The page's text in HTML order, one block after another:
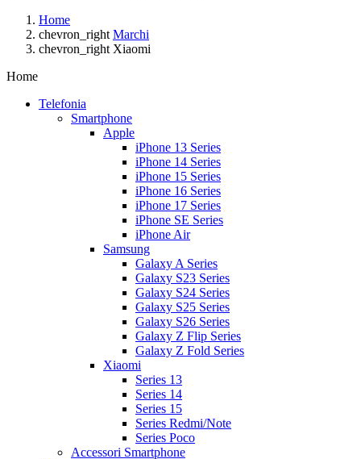
Home
chevron_right Marchi
chevron_right Xiaomi
Home
Telefonia
Smartphone
Apple
iPhone 13 Series
iPhone 14 Series
iPhone 15 Series
iPhone 16 Series
iPhone 17 Series
iPhone SE Series
iPhone Air
Samsung
Galaxy A Series
Galaxy S23 Series
Galaxy S24 Series
Galaxy S25 Series
Galaxy S26 Series
Galaxy Z Flip Series
Galaxy Z Fold Series
Xiaomi
Series 13
Series 14
Series 15
Series Redmi/Note
Series Poco
Accessori Smartphone